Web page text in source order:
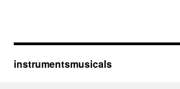
instrumentsmusicals